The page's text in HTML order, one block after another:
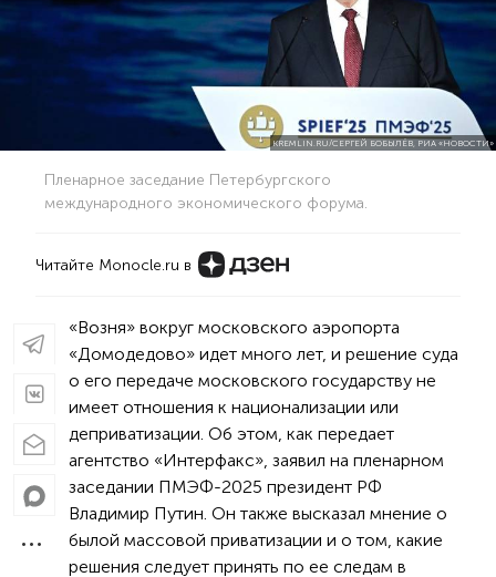
KREMLIN.RU/СЕРГЕЙ БОБЫЛЁВ, РИА «НОВОСТИ»
Пленарное заседание Петербургского
международного экономического форума.
Читайте Monocle.ru в
«Возня» вокруг московского аэропорта
«Домодедово» идет много лет, и решение суда
о его передаче московского государству не
имеет отношения к национализации или
деприватизации. Об этом, как передает
агентство «Интерфакс», заявил на пленарном
заседании ПМЭФ-2025 президент РФ
Владимир Путин. Он также высказал мнение о
былой массовой приватизации и о том, какие
решения следует принять по ее следам в